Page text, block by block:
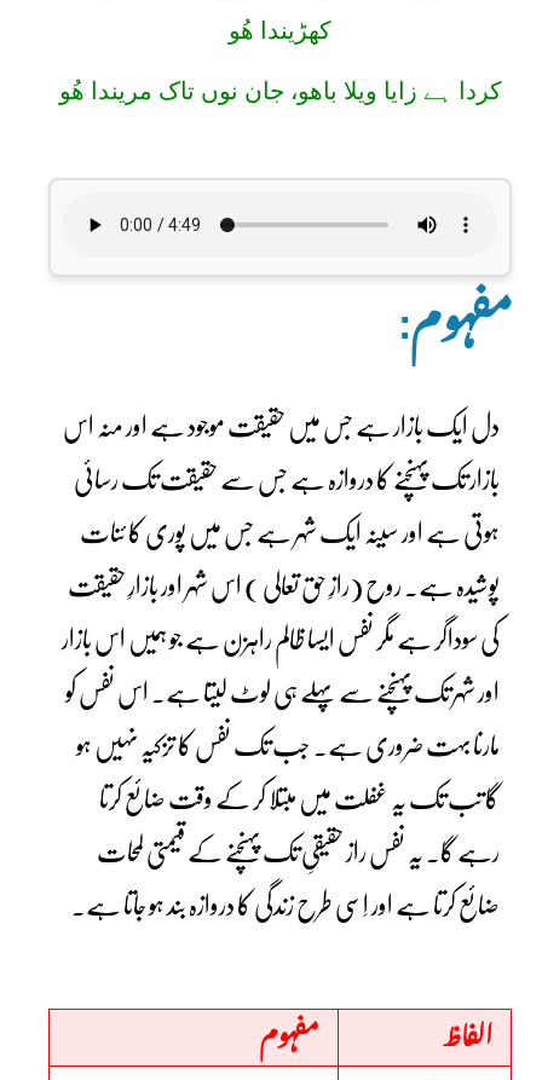
کھڑیندا ھُو
کردا ہے زایا ویلا باھو، جان نوں تاک مریندا ھُو
مفہوم:
دل ایک بازار ہے جس میں حقیقت موجود ہے اور منہ اس
بازار تک پہنچنے کا دروازہ ہے جس سے حقیقت تک رسائی
ہوتی ہے اور سینہ ایک شہر ہے جس میں پوری کا ئنات
پوشیدہ ہے۔ روح (رازِ حق تعالی ) اس شہر اور بازارِ حقیقت
کی سوداگر ہے مگر نفس ایسا ظالم راہزن ہے جو ہمیں اس بازار
اور شہر تک پہنچنے سے پہلے ہی لوٹ لیتا ہے۔ اس نفس کو
مارنا بہت ضروری ہے۔ جب تک نفس کا تزکیہ نہیں ہو
گا تب تک یہ غفلت میں مبتلا کر کے وقت ضائع کرتا
رہے گا۔ یہ نفس راز حقیقیِ تک پہنچنے کے قیمتی لمحات
ضائع کرتا ہے اور اِسی طرح زندگی کا دروازہ بند ہو جاتا ہے۔
الفاظ مفہوم